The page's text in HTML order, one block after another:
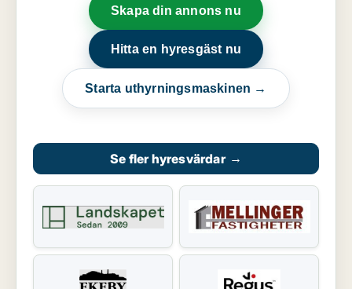
Skapa din annons nu
Hitta en hyresgäst nu
Starta uthyrningsmaskinen →
Se fler hyresvärdar →